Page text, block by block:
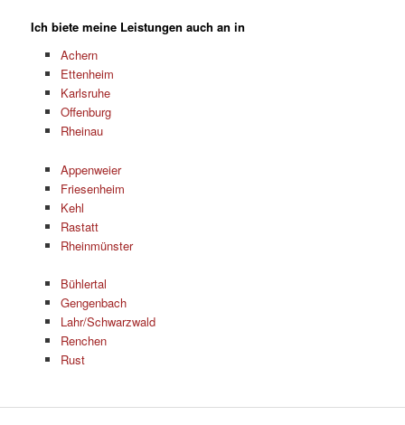
Ich biete meine Leistungen auch an in
Achern
Ettenheim
Karlsruhe
Offenburg
Rheinau
Appenweier
Friesenheim
Kehl
Rastatt
Rheinmünster
Bühlertal
Gengenbach
Lahr/Schwarzwald
Renchen
Rust